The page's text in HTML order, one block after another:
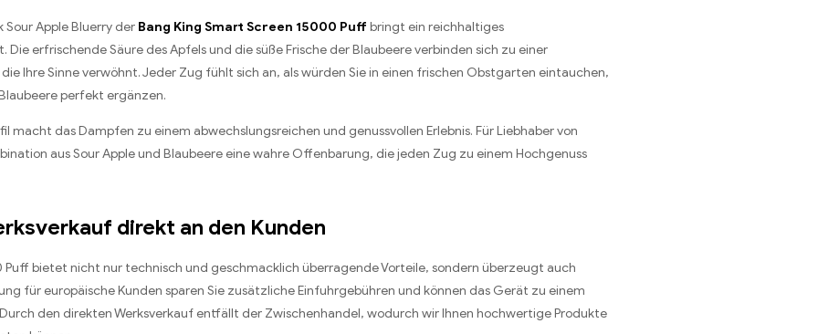
Apple Bluerry der Bang King Smart Screen 15000 Puff bringt ein reichhaltiges
Die erfrischende Säure des Apfels und die süße Frische der Blaubeere verbinden sich zu einer
Ihre Sinne verwöhnt. Jeder Zug fühlt sich an, als würden Sie in einen frischen Obstgarten eintauchen,
perfekt ergänzen.
macht das Dampfen zu einem abwechslungsreichen und genussvollen Erlebnis. Für Liebhaber von
aus Sour Apple und Blaubeere eine wahre Offenbarung, die jeden Zug zu einem Hochgenuss
direkt an den Kunden
Puff bietet nicht nur technisch und geschmacklich überragende Vorteile, sondern überzeugt auch
für europäische Kunden sparen Sie zusätzliche Einfuhrgebühren und können das Gerät zu einem
den direkten Werksverkauf entfällt der Zwischenhandel, wodurch wir Ihnen hochwertige Produkte